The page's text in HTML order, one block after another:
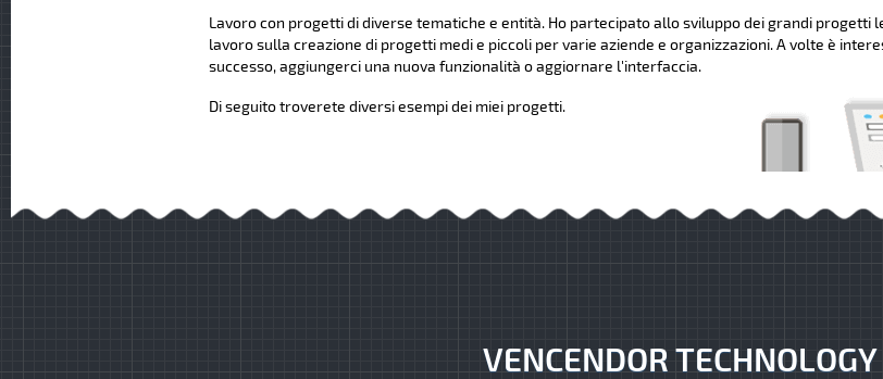
Lavoro con progetti di diverse tematiche e entità. Ho partecipato allo sviluppo dei grandi progetti
lavoro sulla creazione di progetti medi e piccoli per varie aziende e organizzazioni. A volte è
successo, aggiungerci una nuova funzionalità o aggiornare l'interfaccia.
Di seguito troverete diversi esempi dei miei progetti.
VENCENDOR